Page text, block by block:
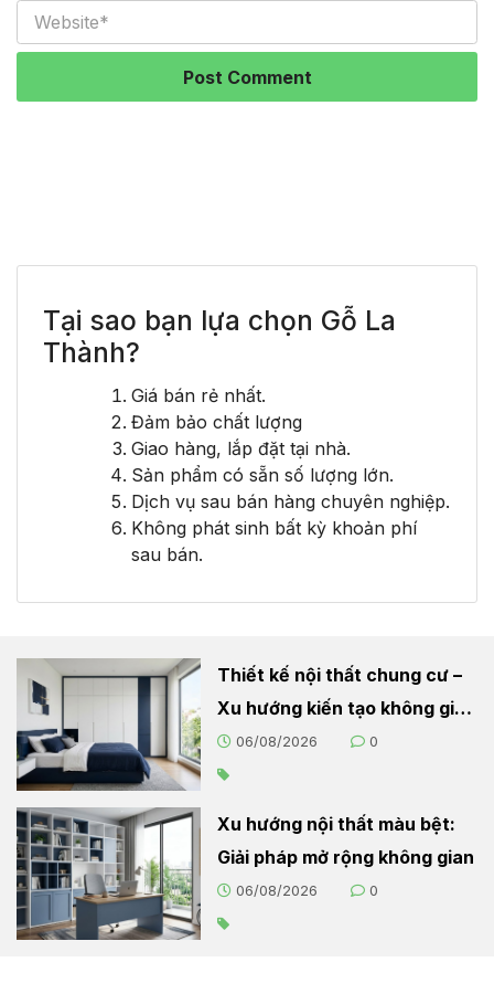
Tại sao bạn lựa chọn Gỗ La
Thành?
Giá bán rẻ nhất.
Đảm bảo chất lượng
Giao hàng, lắp đặt tại nhà.
Sản phẩm có sẵn số lượng lớn.
Dịch vụ sau bán hàng chuyên nghiệp.
Không phát sinh bất kỳ khoản phí
sau bán.
Thiết kế nội thất chung cư –
Xu hướng kiến tạo không gian
sống hiện đại
06/08/2026 0
Xu hướng nội thất màu bệt:
Giải pháp mở rộng không gian
06/08/2026 0